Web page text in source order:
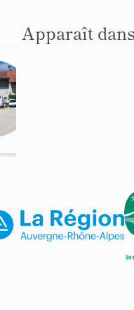
Apparaît